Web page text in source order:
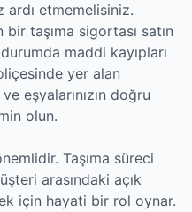
ardı etmemelisiniz.
bir taşıma sigortası satın
maddi kayıpları
yer alan
eşyalarınızın doğru
olun.
Taşıma süreci
arasındaki açık
için hayati bir rol oynar.